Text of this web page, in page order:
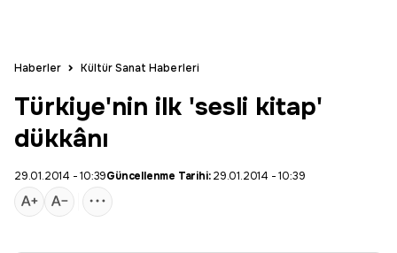
Haberler Kültür Sanat Haberleri
Türkiye'nin ilk 'sesli kitap'
dükkânı
29.01.2014 - 10:39Güncellenme Tarihi:29.01.2014 - 10:39